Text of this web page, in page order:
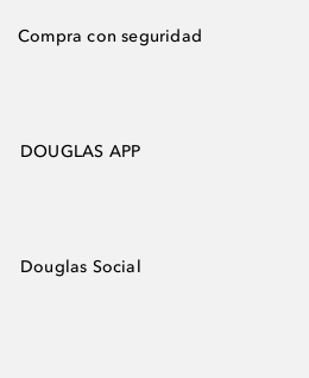
Compra con seguridad
DOUGLAS APP
Douglas Social